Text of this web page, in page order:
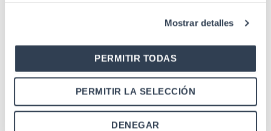
Mostrar detalles
PERMITIR TODAS
PERMITIR LA SELECCIÓN
DENEGAR
Productos relacionados